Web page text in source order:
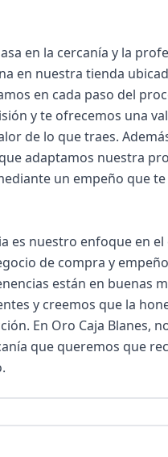
en la cercanía y la
en nuestra tienda
en cada paso del
y te ofrecemos una
de lo que traes.
adaptamos nuestra
un empeño que
es nuestro enfoque en
de compra y
están en buenas
y creemos que la
En Oro Caja Blanes,
que queremos que